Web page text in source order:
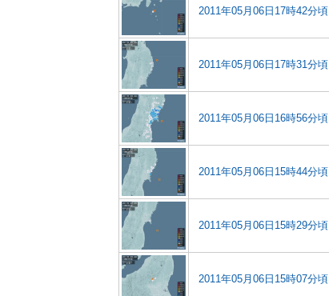
2011年05月06日17時42分頃
2011年05月06日17時31分頃
2011年05月06日16時56分頃
2011年05月06日15時44分頃
2011年05月06日15時29分頃
2011年05月06日15時07分頃